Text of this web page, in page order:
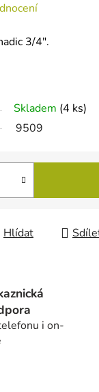
3/4".
Skladem (4 ks)
9509
Hlídat
i on-